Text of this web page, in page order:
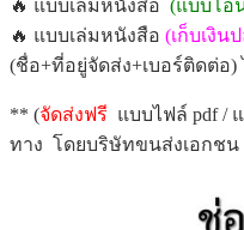
🔥 แบบเล่มหนังสือ (แบบโอ
🔥 แบบเล่มหนังสือ (เก็บเงิน
(ชื่อ+ที่อยู่จัดส่ง+เบอร์ติดต่อ)
** (จัดส่งฟรี แบบไฟล์ pdf /
ทาง โดยบริษัทขนส่งเอกชน